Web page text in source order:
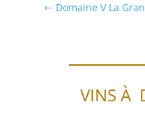
Domaine V La
VINS À